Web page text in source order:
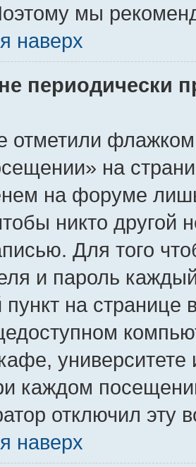
мы
наверх
периодически
отметили флажком
на
на форуме
никто другой
Для того
и пароль
пункт на
университете
каждом
отключил эту
наверх